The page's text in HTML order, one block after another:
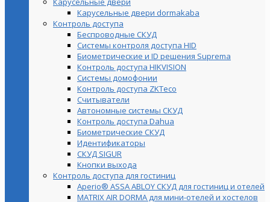
Карусельные двери dormakaba
Контроль доступа
Беспроводные СКУД
Системы контроля доступа HID
Биометрические и ID решения Suprema
Контроль доступа HIKVISION
Системы домофонии
Контроль доступа ZKTeco
Считыватели
Автономные системы СКУД
Контроль доступа Dahua
Биометрические СКУД
Идентификаторы
СКУД SIGUR
Кнопки выхода
Контроль доступа для гостиниц
Aperio® ASSA ABLOY СКУД для гостиниц и отелей
MATRIX AIR DORMA для мини-отелей и хостелов